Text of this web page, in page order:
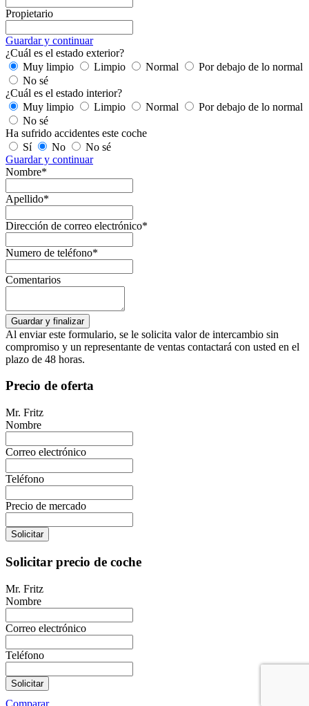
Propietario
Guardar y continuar
¿Cuál es el estado exterior?
Muy limpio
Limpio Normal
Por debajo de lo normal
No sé
¿Cuál es el estado interior?
Muy limpio
Limpio Normal
Por debajo de lo normal
No sé
Ha sufrido accidentes este coche
Sí
No
No sé
Guardar y continuar
Nombre*
Apellido*
Dirección de correo electrónico*
Numero de teléfono*
Comentarios
Al enviar este formulario, se le solicita valor de intercambio sin
compromiso y un representante de ventas contactará con usted en el
plazo de 48 horas.
Precio de oferta
Mr. Fritz
Nombre
Correo electrónico
Teléfono
Precio de mercado
Solicitar
Solicitar precio de coche
Mr. Fritz
Nombre
Correo electrónico
Teléfono
Solicitar
Comparar